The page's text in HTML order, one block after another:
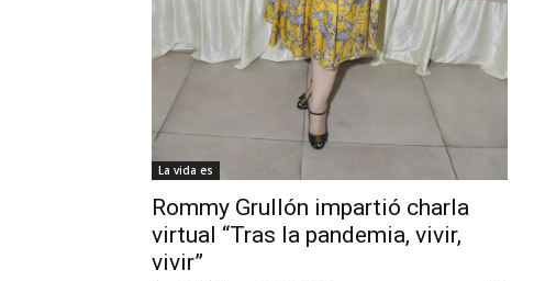
La vida es
Rommy Grullón impartió charla
virtual “Tras la pandemia, vivir,
vivir”